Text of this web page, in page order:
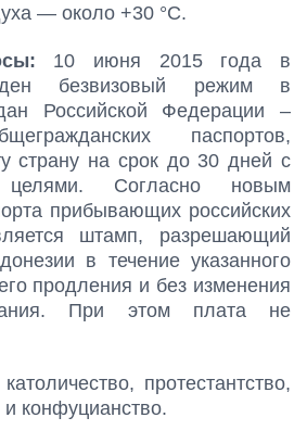
— около +30 °С.
10 июня 2015 года в
безвизовый режим в
Российской Федерации –
паспортов,
страну на срок до 30 дней с
целями. Согласно новым
прибывающих российских
штамп, разрешающий
в течение указанного
продления и без изменения
При этом плата не
протестантство,
конфуцианство.